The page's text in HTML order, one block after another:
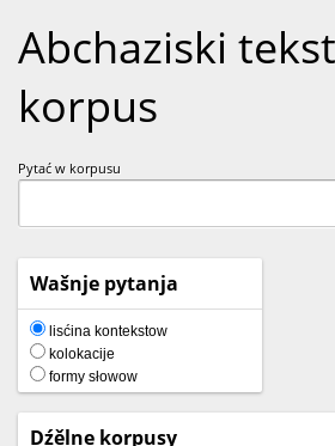
Abchaziski
korpus
Pytać w korpusu
Wašnje pytanja
lisćina kontekstow
kolokacije
formy słowow
Dźělne korpusy